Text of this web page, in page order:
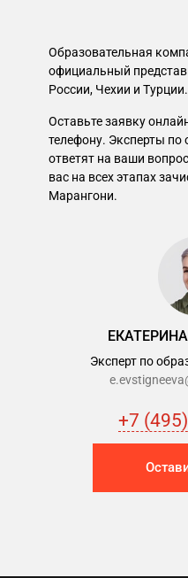
Эксперт по
Образовательная
официальный
России, Чехии и Турции.
Оставьте заявку
телефону. Эксперты
ответят на ваши
вас на всех этапах
Марангони.
+7